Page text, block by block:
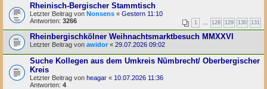
Rheinisch-Bergischer Stammtisch
Letzter Beitrag von Nonsens « Gestern 11:10
Antworten: 3266 1 128 129 130 131
Rheinbergischkölner Weihnachtsmarktbesuch MMXXVI
Letzter Beitrag von awidor « 29.07.2026 09:02
Suche Kollegen aus dem Umkreis Nümbrecht/ Oberbergischer
Kreis
Letzter Beitrag von heagar « 10.07.2026 11:36
Antworten: 4